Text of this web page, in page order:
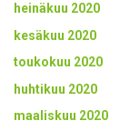
heinäkuu 2020
kesäkuu 2020
toukokuu 2020
huhtikuu 2020
maaliskuu 2020